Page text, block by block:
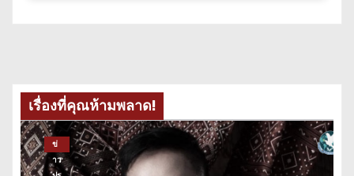
เรื่องที่คุณห้ามพลาด!
ข่
าว